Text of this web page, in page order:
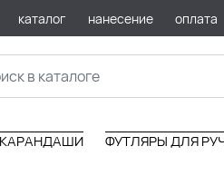
каталог нанесение оплата
КАРАНДАШИ ФУТЛЯРЫ ДЛЯ